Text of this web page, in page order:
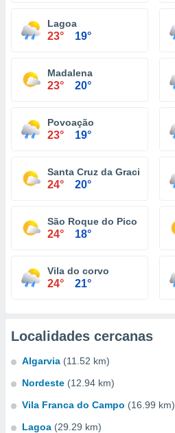
Lagoa
23° 19°
Madalena
23° 20°
Povoação
23° 19°
Santa Cruz da Graciosa
24° 20°
São Roque do Pico
24° 18°
Vila do corvo
24° 21°
Localidades cercanas
Algarvia (11.52 km)
Nordeste (12.94 km)
Vila Franca do Campo (16.99 km)
Lagoa (29.29 km)